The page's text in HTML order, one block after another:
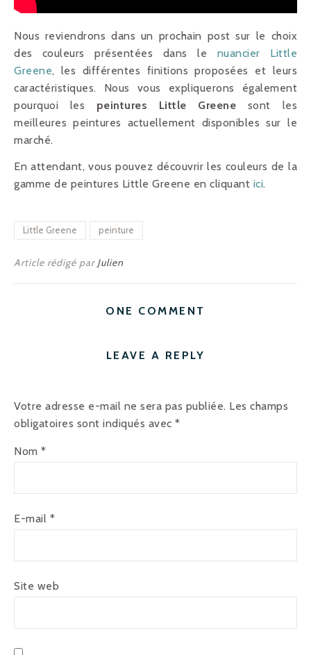
Nous reviendrons dans un prochain post sur le choix
des couleurs présentées dans le nuancier Little
Greene, les différentes finitions proposées et leurs
caractéristiques. Nous vous expliquerons également
pourquoi les peintures Little Greene sont les
meilleures peintures actuellement disponibles sur le
marché.
En attendant, vous pouvez découvrir les couleurs de la
gamme de peintures Little Greene en cliquant ici.
Little Greene peinture
Article rédigé par Julien
ONE COMMENT
LEAVE A REPLY
Votre adresse e-mail ne sera pas publiée. Les champs
obligatoires sont indiqués avec *
Nom *
E-mail *
Site web